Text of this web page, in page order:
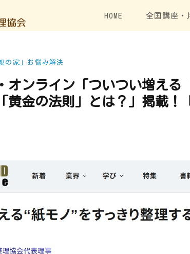
HOME 全国講座・
の家」お悩み解決
オンライン「ついつい増え
黄金の法則」とは？」掲載！